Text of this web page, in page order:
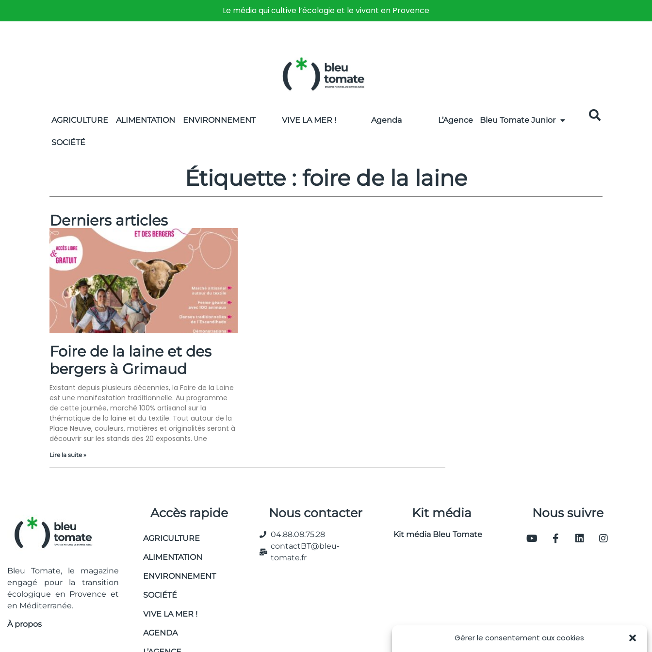
Gérer le consentement aux cookies
Le média qui cultive l’écologie et le vivant en Provence
AGRICULTURE ALIMENTATION ENVIRONNEMENT
SOCIÉTÉ
VIVE LA MER ! Agenda L’Agence Bleu Tomate Junior
Étiquette : foire de la laine
Derniers articles
Foire de la laine et des
bergers à Grimaud
Existant depuis plusieurs décennies, la Foire de la Laine
est une manifestation traditionnelle. Au programme
de cette journée, marché 100% artisanal sur la
thématique de la laine et du textile. Tout autour de la
Place Neuve, couleurs, matières et originalités seront à
découvrir sur les stands des 20 exposants. Une
Lire la suite »
Bleu Tomate, le magazine
engagé pour la transition
écologique en Provence et
en Méditerranée.
À propos
Accès rapide
AGRICULTURE
ALIMENTATION
ENVIRONNEMENT
SOCIÉTÉ
VIVE LA MER !
AGENDA
Nous contacter
04.88.08.75.28
contactBT@bleu-
tomate.fr
Kit média
Kit média Bleu Tomate
Nous suivre